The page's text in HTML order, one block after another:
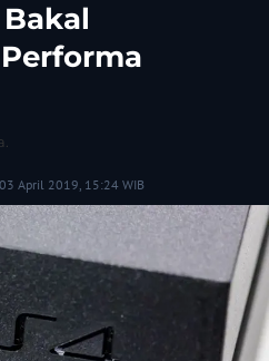
April 2019, 15:24 WIB